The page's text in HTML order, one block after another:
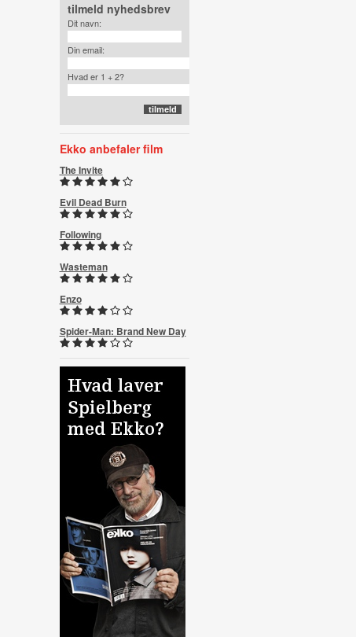
tilmeld nyhedsbrev
Dit navn:
Din email:
Hvad er 1 + 2?
Ekko anbefaler film
The Invite
Evil Dead Burn
Following
Wasteman
Enzo
Spider-Man: Brand New Day